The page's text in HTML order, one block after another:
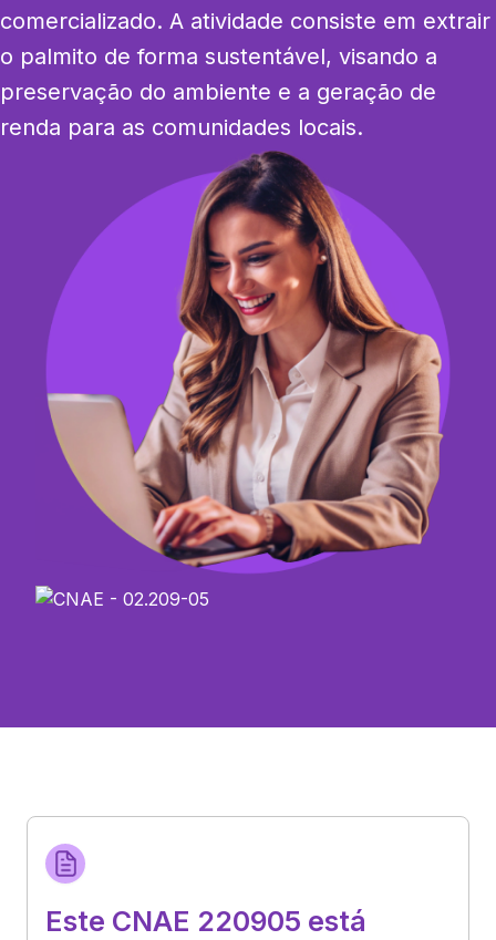
comercializado. A atividade consiste em extrair
o palmito de forma sustentável, visando a
preservação do ambiente e a geração de
renda para as comunidades locais.
Este CNAE 220905 está